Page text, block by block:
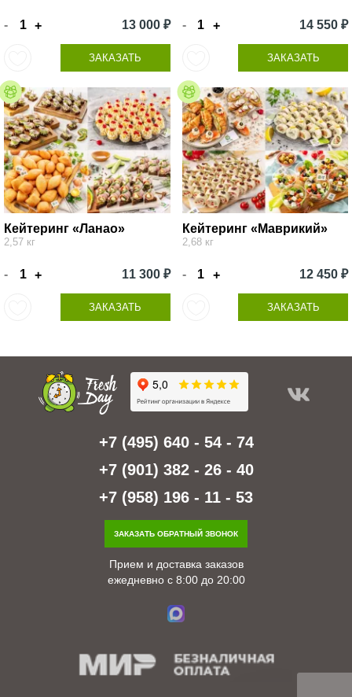
- + 13 000 ₽
ЗАКАЗАТЬ
- + 14 550 ₽
ЗАКАЗАТЬ
Кейтеринг «Ланао»
2,57 кг
- + 11 300 ₽
ЗАКАЗАТЬ
Кейтеринг «Маврикий»
2,68 кг
- + 12 450 ₽
ЗАКАЗАТЬ
+7 (495) 640 - 54 - 74
+7 (901) 382 - 26 - 40
+7 (958) 196 - 11 - 53
ЗАКАЗАТЬ ОБРАТНЫЙ ЗВОНОК
Прием и доставка заказов
ежедневно с 8:00 до 20:00